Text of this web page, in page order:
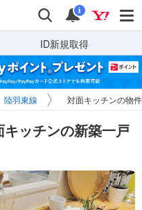
検索 通知
i
ID新規取得
陸羽東線 対面キッチンの物
ッチンの新築一戸